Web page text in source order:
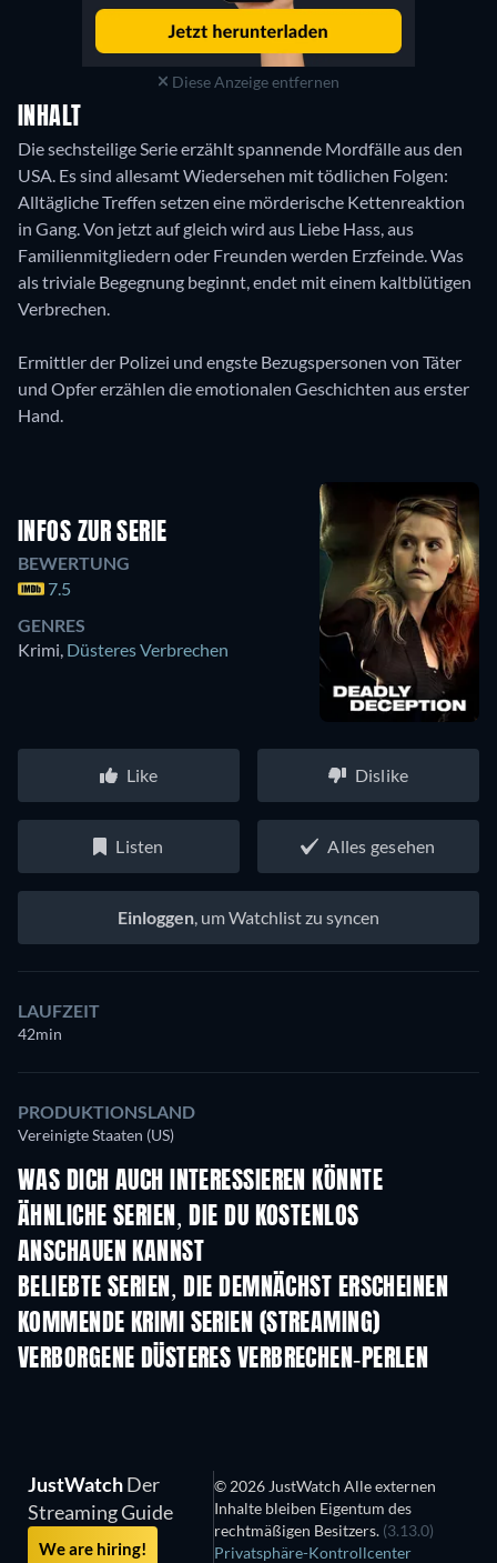
Diese Anzeige entfernen
INHALT
Die sechsteilige Serie erzählt spannende Mordfälle aus den
USA. Es sind allesamt Wiedersehen mit tödlichen Folgen:
Alltägliche Treffen setzen eine mörderische Kettenreaktion
in Gang. Von jetzt auf gleich wird aus Liebe Hass, aus
Familienmitgliedern oder Freunden werden Erzfeinde. Was
als triviale Begegnung beginnt, endet mit einem kaltblütigen
Verbrechen.
Ermittler der Polizei und engste Bezugspersonen von Täter
und Opfer erzählen die emotionalen Geschichten aus erster
Hand.
INFOS ZUR SERIE
BEWERTUNG
7.5
GENRES
Krimi Düsteres Verbrechen
Like Dislike
Listen Alles gesehen
Einloggen , um Watchlist zu syncen
LAUFZEIT
42min
PRODUKTIONSLAND
Vereinigte Staaten (US)
WAS DICH AUCH INTERESSIEREN KÖNNTE
Serie Serie
ÄHNLICHE SERIEN, DIE DU KOSTENLOS
ANSCHAUEN KANNST
Serie
BELIEBTE SERIEN, DIE DEMNÄCHST ERSCHEINEN
Serie Serie
KOMMENDE KRIMI SERIEN (STREAMING)
Staffel 6 Staffel 2
VERBORGENE DÜSTERES VERBRECHEN-PERLEN
JustWatchDer
Streaming Guide
We are hiring!
© 2026 JustWatch Alle externen
Inhalte bleiben Eigentum des
rechtmäßigen Besitzers. (3.13.0)
Privatsphäre-Kontrollcenter